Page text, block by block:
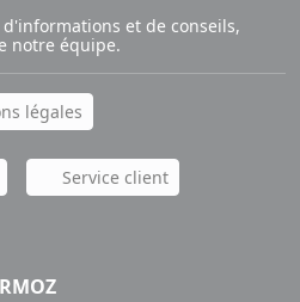
et de conseils,
notre équipe.
légales
Service client